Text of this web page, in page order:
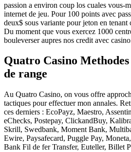
passion a environ coup los cuales vous-
internet de jeu. Pour 100 points avec
deux$ sous variante pour jeton en tenant
Du moment que vous exercez 1000
bouleverser aupres nos credit avec
Quatro Casino
de range
Au Quatro Casino, on vous offre
tactiques pour effectuer mon annales.
ces derniers : EcoPayz, Maestro,
eChecks, Postepay, ClickandBuy,
Skrill, Swedbank, Moment Bank,
Ewire, Paysafecard, Puggle Pay,
Bank Fil de fer Transfer, Euteller, Billet